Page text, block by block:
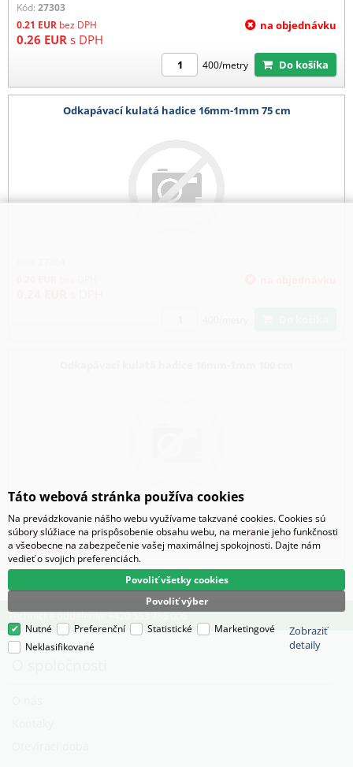
Kód: 27303
0.21 EUR bez DPH
0.26 EUR s DPH
na objednávku
400/metry Do košíka
Odkapávací kulatá hadice 16mm-1mm 75 cm
Kód:27305
0.00EUR bez DPH
0.00EUR s DPH
na objednávku
Technické oddelenie: +420 553 786 006
Táto webová stránka používa cookies
Na prevádzkovanie nášho webu využívame takzvané cookies. Cookies sú
súbory slúžiace na prispôsobenie obsahu webu, na meranie jeho funkčnosti
a všeobecne na zabezpečenie vašej maximálnej spokojnosti. Dajte nám
vedieť o svojich preferenciách.
Povoliť výber
Povoliť všetky cookies
Nutné Preferenční Statistické
Marketingové
Neklasifikované
Zobraziť
detaily